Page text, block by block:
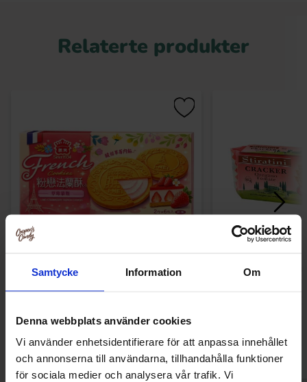
Samtycke Information Om
Denna webbplats använder cookies
Vi använder enhetsidentifierare för att anpassa innehållet
och annonserna till användarna, tillhandahålla funktioner
för sociala medier och analysera vår trafik. Vi
Relaterte produkter
I Mei French Cookies Strawberry Flavor
Stiratini Cracker